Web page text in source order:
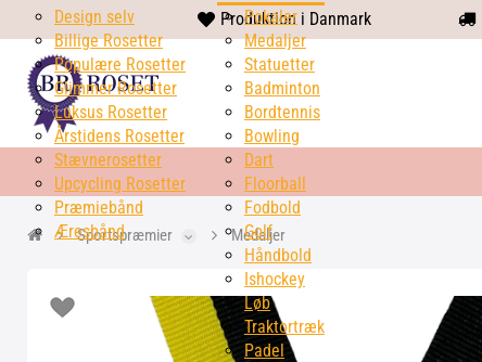
heart
solid
Produktion i Danmark
Design selv
Billige Rosetter
Populære Rosetter
Glimmer Rosetter
Luksus Rosetter
Årstidens Rosetter
Stævnerosetter
Upcycling Rosetter
Præmiebånd
Æresbånd
Pokaler
Medaljer
Statuetter
Badminton
Bordtennis
Bowling
Dart
Floorball
Fodbold
Golf
Håndbold
Ishockey
Løb
Traktortræk
Padel
Sportspræmier Medaljer